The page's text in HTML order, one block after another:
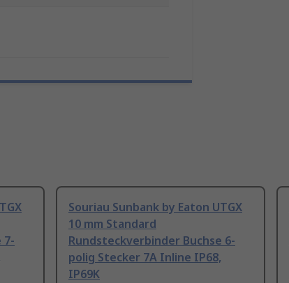
7-
Souriau Sunbank by Eaton UTGX
10 mm Standard
Rundsteckverbinder Buchse 6-
polig Stecker 7A Inline IP68,
IP69K